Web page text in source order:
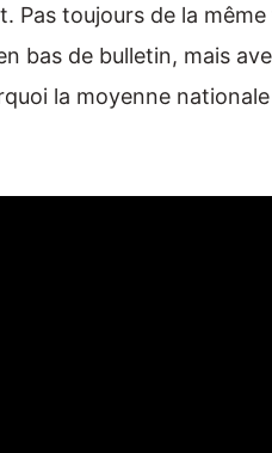
Pas toujours de la
bas de bulletin, mais
la moyenne